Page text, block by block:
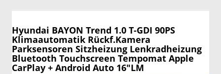
Hyundai BAYON Trend 1.0 T-GDI 90PS
Klimaautomatik Rückf.Kamera
Parksensoren Sitzheizung Lenkradheizung
Bluetooth Touchscreen Tempomat Apple
CarPlay + Android Auto 16"LM